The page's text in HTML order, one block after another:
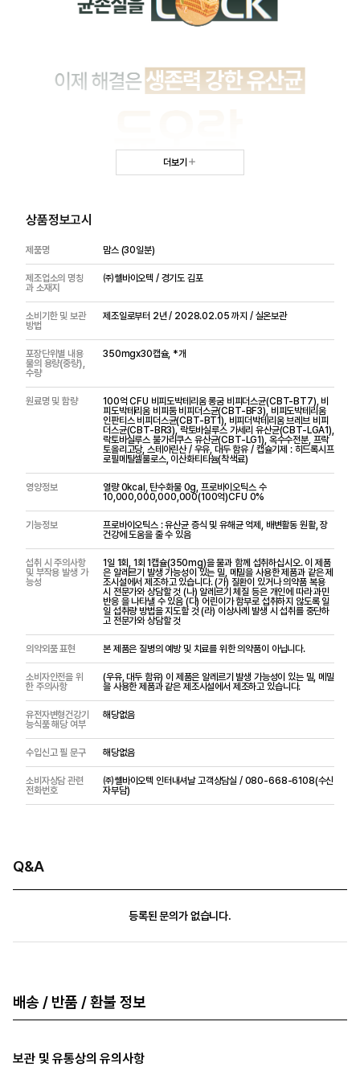
더보기
상품정보고시
제품명 맘스 (30일분)
제조업소의 명칭
과 소재지
㈜쎌바이오텍 / 경기도 김포
소비기한 및 보관
방법
제조일로부터 2년 / 2028.02.05 까지 / 실온보관
포장단위별 내용
물의 용량(중량),
수량
350mgx30캡슐, *개
원료명 및 함량
100억 CFU 비피도박테리움 롱굼 비피더스균(CBT-BT7), 비
피도박테리움 비피둠 비피더스균(CBT-BF3), 비피도박테리움
인판티스 비피더스균(CBT-BT1), 비피더박테리움 브레브 비피
더스균(CBT-BR3), 락토바실루스 가세리 유산균(CBT-LGA1),
락토바실루스 불가리쿠스 유산균(CBT-LG1), 옥수수전분, 프락
토올리고당, 스테아린산 / 우유, 대두 함유 / 캡슐기제 : 히드록시프
로필메틸셀룰로스, 이산화티타늄(착색료)
영양정보
열량 0kcal, 탄수화물 0g, 프로바이오틱스 수
10,000,000,000,000(100억)CFU 0%
기능정보
프로바이오틱스 : 유산균 증식 및 유해균 억제, 배변활동 원활, 장
건강에 도움을 줄 수 있음
섭취 시 주의사항
및 부작용 발생 가
능성
1일 1회, 1회 1캡슐(350mg)을 물과 함께 섭취하십시오. 이 제품
은 알레르기 발생 가능성이 있는 밀, 메밀을 사용한 제품과 같은 제
조시설에서 제조하고 있습니다. (가) 질환이 있거나 의약품 복용
시 전문가와 상담할 것 (나) 알레르기 체질 등은 개인에 따라 과민
반응 을 나타낼 수 있음 (다) 어린이가 함부로 섭취하지 않도록 일
일 섭취량 방법을 지도할 것 (라) 이상사례 발생 시 섭취를 중단하
고 전문가와 상담할 것
의약외품 표현 본 제품은 질병의 예방 및 치료를 위한 의약품이 아닙니다.
소비자안전을 위
한 주의사항
(우유, 대두 함유) 이 제품은 알레르기 발생 가능성이 있는 밀, 메밀
을 사용한 제품과 같은 제조시설에서 제조하고 있습니다.
유전자변형건강기
능식품 해당 여부
해당없음
수입신고 필 문구 해당없음
소비자상담 관련
전화번호
㈜쎌바이오텍 인터내셔날 고객상담실 / 080-668-6108(수신
자부담)
Q&A
등록된 문의가 없습니다.
배송 / 반품 / 환불 정보
보관 및 유통상의 유의사항